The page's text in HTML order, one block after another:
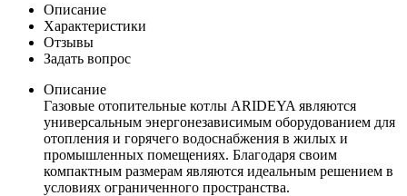
Описание
Характеристики
Отзывы
Задать вопрос
Описание
Газовые отопительные котлы ARIDEYA являются
универсальным энергонезависимым оборудованием для
отопления и горячего водоснабжения в жилых и
промышленных помещениях. Благодаря своим
компактным размерам являются идеальным решением в
условиях ограниченного пространства.